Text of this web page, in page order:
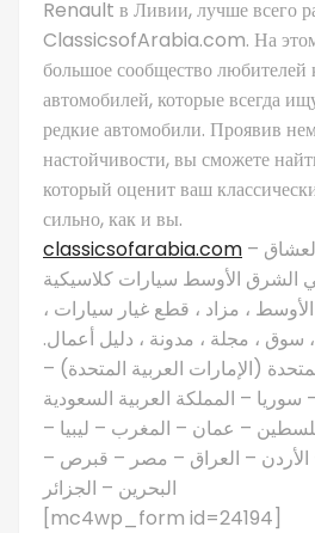
Renault в Ливии, лучше всего
ClassicsofArabia.com. На этом
большое сообщество любителей
автомобилей, которые всегда
редкие автомобили. Проявив
настойчивости, вы сможете
который оценит ваш
сильно, как и вы.
classicsofarabia.com – الصفحة الرئيسية لعشاق
الشرق الأوسط سيارات كلاسيكية
، مزاد ، قطع غيار سيارات ،
، مجلة ، مدونة ، دليل أعمال.
(الإمارات العربية المتحدة) –
– المملكة العربية السعودية
– عمان – المغرب – ليبيا –
الأردن – العراق – مصر – قبرص –
البحرين – الجزائر
[mc4wp_form id=24194]